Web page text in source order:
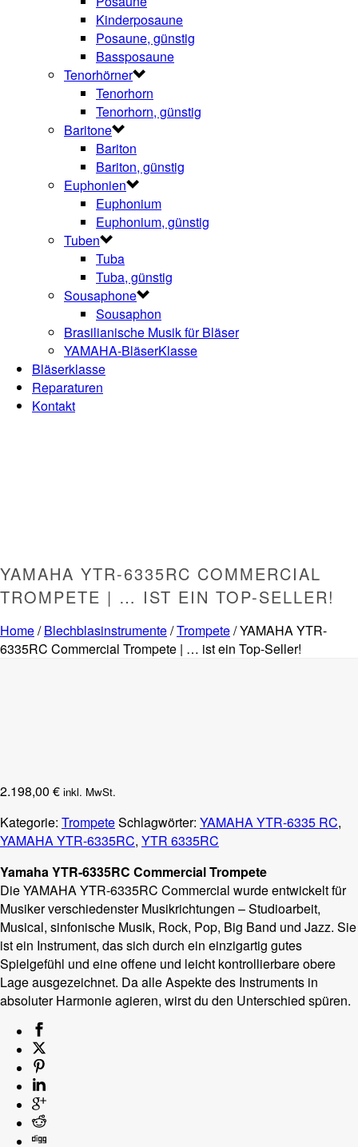
Kinderposaune
Posaune, günstig
Bassposaune
Tenorhörner
Tenorhorn
Tenorhorn, günstig
Baritone
Bariton
Bariton, günstig
Euphonien
Euphonium
Euphonium, günstig
Tuben
Tuba
Tuba, günstig
Sousaphone
Sousaphon
Brasilianische Musik für Bläser
YAMAHA-BläserKlasse
Bläserklasse
Reparaturen
Kontakt
YAMAHA YTR-6335RC COMMERCIAL
TROMPETE | … IST EIN TOP-SELLER!
Home/Blechblasinstrumente/Trompete/ YAMAHA YTR-
6335RC Commercial Trompete | … ist ein Top-Seller!
2.198,00 € inkl. MwSt.
Kategorie: TrompeteSchlagwörter: YAMAHA YTR-6335 RC,
YAMAHA YTR-6335RC, YTR 6335RC
Yamaha YTR-6335RC Commercial Trompete
Die YAMAHA YTR-6335RC Commercial wurde entwickelt für
Musiker verschiedenster Musikrichtungen – Studioarbeit,
Musical, sinfonische Musik, Rock, Pop, Big Band und Jazz. Sie
ist ein Instrument, das sich durch ein einzigartig gutes
Spielgefühl und eine offene und leicht kontrollierbare obere
Lage ausgezeichnet. Da alle Aspekte des Instruments in
absoluter Harmonie agieren, wirst du den Unterschied spüren.